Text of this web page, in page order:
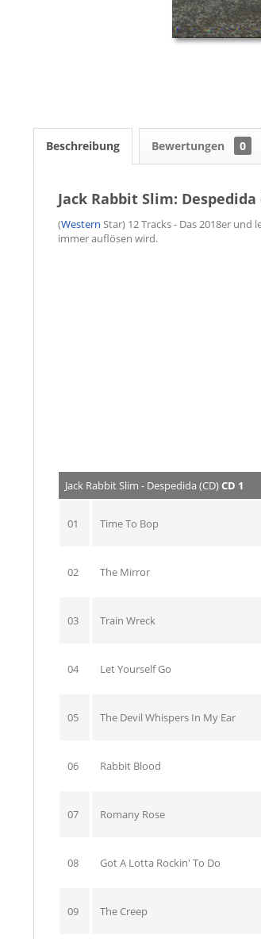
Beschreibung Bewertungen 0
Jack Rabbit Slim: Despedida
(Western Star) 12 Tracks - Das 2018er und
immer auflösen wird.
Jack Rabbit Slim - Despedida (CD)CD 1
01 Time To Bop
02 The Mirror
03 Train Wreck
04 Let Yourself Go
05 The Devil Whispers In My Ear
06 Rabbit Blood
07 Romany Rose
08 Got A Lotta Rockin' To Do
09 The Creep